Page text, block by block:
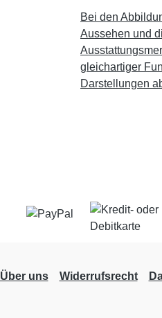
Bei den
Aussehen und
gleichartiger
Darstellungen
Über uns Widerrufsrecht